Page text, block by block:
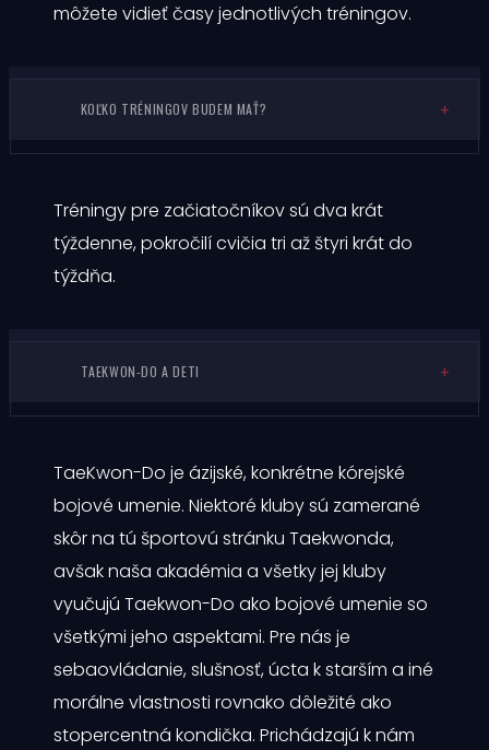
môžete vidieť časy jednotlivých tréningov.
KOĽKO TRÉNINGOV BUDEM MAŤ?
Tréningy pre začiatočníkov sú dva krát
týždenne, pokročilí cvičia tri až štyri krát do
týždňa.
TAEKWON-DO A DETI
TaeKwon-Do je ázijské, konkrétne kórejské
bojové umenie. Niektoré kluby sú zamerané
skôr na tú športovú stránku Taekwonda,
avšak naša akadémia a všetky jej kluby
vyučujú Taekwon-Do ako bojové umenie so
všetkými jeho aspektami. Pre nás je
sebaovládanie, slušnosť, úcta k starším a iné
morálne vlastnosti rovnako dôležité ako
stopercentná kondička. Prichádzajú k nám